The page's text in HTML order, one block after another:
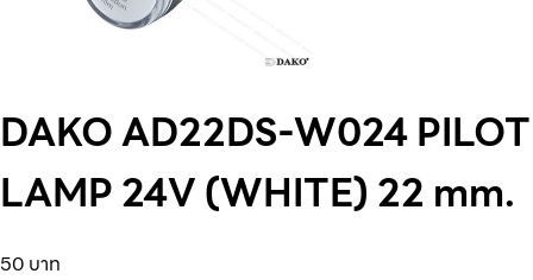
DAKO AD22DS-W024 PILOT
LAMP 24V (WHITE) 22 mm.
50 บาท